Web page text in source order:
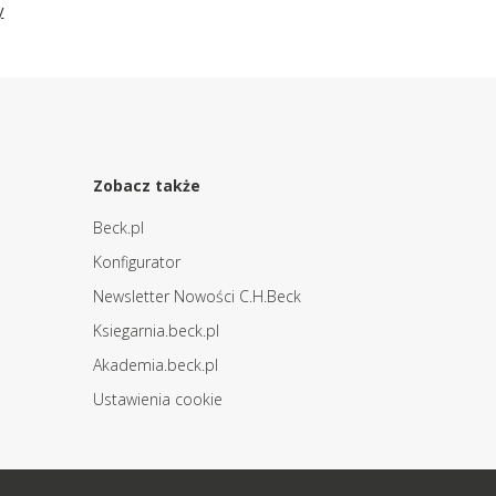
Zobacz także
Beck.pl
Konfigurator
Newsletter Nowości C.H.Beck
Ksiegarnia.beck.pl
Akademia.beck.pl
Ustawienia cookie